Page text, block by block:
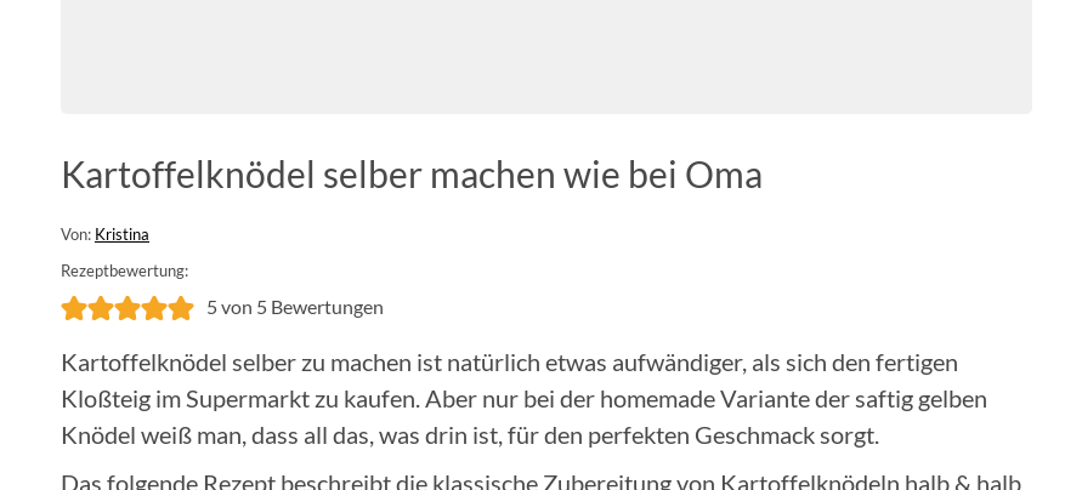
Kartoffelknödel selber machen wie bei Oma
Von: Kristina
Rezeptbewertung:
5von 5 Bewertungen
Kartoffelknödel selber zu machen ist natürlich etwas aufwändiger, als sich den fertigen
Kloßteig im Supermarkt zu kaufen. Aber nur bei der homemade Variante der saftig gelben
Knödel weiß man, dass all das, was drin ist, für den perfekten Geschmack sorgt.
Das folgende Rezept beschreibt die klassische Zubereitung von Kartoffelknödeln halb & halb